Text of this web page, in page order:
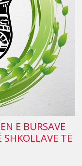
E BURSAVE
SHKOLLAVE TË